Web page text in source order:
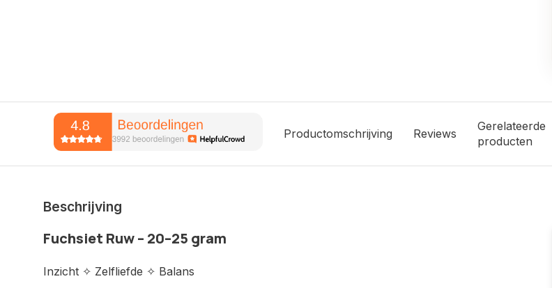
Productomschrijving Reviews
Gerelateerde
producten
Beschrijving
Fuchsiet Ruw – 20–25 gram
Inzicht ✧ Zelfliefde ✧ Balans